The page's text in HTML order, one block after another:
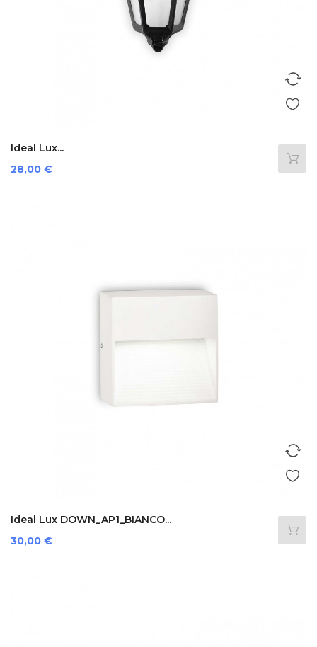
Ideal Lux...
Preis
28,00 €
Ideal Lux DOWN_AP1_BIANCO...
Preis
30,00 €